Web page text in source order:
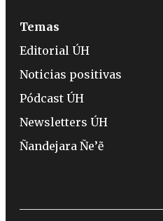
Temas
Editorial ÚH
Noticias positivas
Pódcast ÚH
Newsletters ÚH
Ñandejara Ñe’ẽ